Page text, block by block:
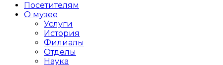
Посетителям
О музее
Услуги
История
Филиалы
Отделы
Наука